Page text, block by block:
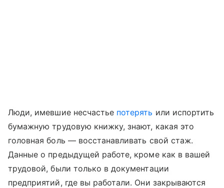
Люди, имевшие несчастье потерять или испортить
бумажную трудовую книжку, знают, какая это
головная боль — восстанавливать свой стаж.
Данные о предыдущей работе, кроме как в вашей
трудовой, были только в документации
предприятий, где вы работали. Они закрываются